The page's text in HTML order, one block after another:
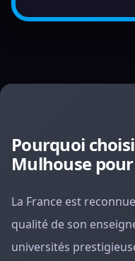
Pourquoi
Mulhouse pour
La France est
qualité de son
universités